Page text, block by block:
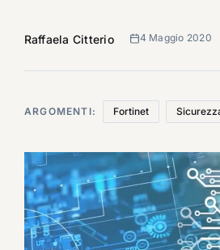
Raffaela Citterio 4 Maggio 2020
ARGOMENTI: Fortinet